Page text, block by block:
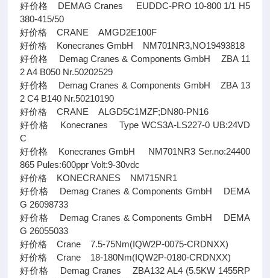
好价格 DEMAG Cranes EUDDC-PRO 10-800 1/1 H5
380-415/50
好价格 CRANE AMGD2E100F
好价格 Konecranes GmbH NM701NR3,NO19493818
好价格 Demag Cranes & Components GmbH ZBA 11
2 A4 B050 Nr.50202529
好价格 Demag Cranes & Components GmbH ZBA 13
2 C4 B140 Nr.50210190
好价格 CRANE ALGD5C1MZF;DN80-PN16
好价格 Konecranes Type WCS3A-LS227-0 UB:24VD
C
好价格 Konecranes GmbH NM701NR3 Ser.no:24400
865 Pules:600ppr Volt:9-30vdc
好价格 KONECRANES NM715NR1
好价格 Demag Cranes & Components GmbH DEMA
G 26098733
好价格 Demag Cranes & Components GmbH DEMA
G 26055033
好价格 Crane 7.5-75Nm(IQW2P-0075-CRDNXX)
好价格 Crane 18-180Nm(IQW2P-0180-CRDNXX)
好价格 Demag Cranes ZBA132 AL4 (5.5KW 1455RP